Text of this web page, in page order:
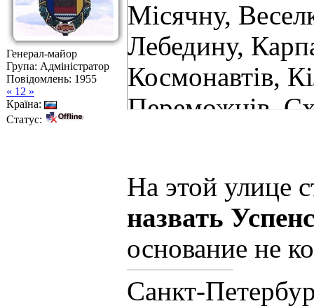
Генерал-майор
Група: Адміністратор
Повідомлень: 1955
« 12 »
Країна:
Статус:
Місячну,
Лебедину,
Космонавтів,
Переможців,
На этой улице
назвать
основание не
Санкт-